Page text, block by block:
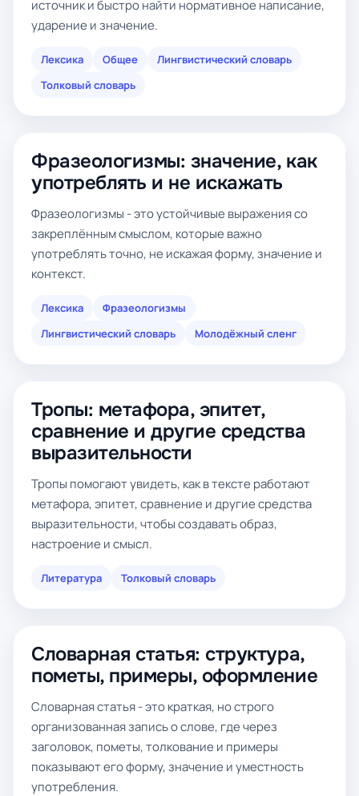
источник и быстро найти нормативное написание,
ударение и значение.
Лексика Общее
Лингвистический словарь
Толковый словарь
Фразеологизмы: значение, как
употреблять и не искажать
Фразеологизмы - это устойчивые выражения со
закреплённым смыслом, которые важно
употреблять точно, не искажая форму, значение и
контекст.
Лексика
Фразеологизмы
Лингвистический словарь
Молодёжный сленг
Тропы: метафора, эпитет,
сравнение и другие средства
выразительности
Тропы помогают увидеть, как в тексте работают
метафора, эпитет, сравнение и другие средства
выразительности, чтобы создавать образ,
настроение и смысл.
Литература Толковый словарь
Словарная статья: структура,
пометы, примеры, оформление
Словарная статья - это краткая, но строго
организованная запись о слове, где через
заголовок, пометы, толкование и примеры
показывают его форму, значение и уместность
употребления.